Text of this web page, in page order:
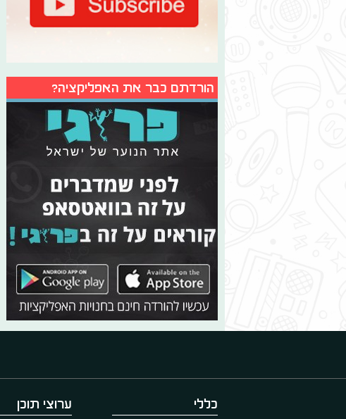
הורדתם כבר את האפליקציה?
כללי ערוצי תוכן